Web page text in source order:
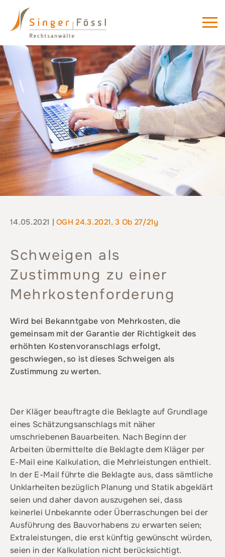
14.05.2021 |OGH 24.3.2021, 3 Ob 27/21y
Schweigen als
Zustimmung zu einer
Mehrkostenforderung
Wird bei Bekanntgabe von Mehrkosten, die
gemeinsam mit der Garantie der Richtigkeit des
erhöhten Kostenvoranschlags erfolgt,
geschwiegen, so ist dieses Schweigen als
Zustimmung zu werten.
Der Kläger beauftragte die Beklagte auf Grundlage
eines Schätzungsanschlags mit näher
umschriebenen Bauarbeiten. Nach Beginn der
Arbeiten übermittelte die Beklagte dem Kläger per
E-Mail eine Kalkulation, die Mehrleistungen enthielt.
In der E-Mail führte die Beklagte aus, dass sämtliche
Unklarheiten bezüglich Planung und Statik abgeklärt
seien und daher davon auszugehen sei, dass
keinerlei Unbekannte oder Überraschungen bei der
Ausführung des Bauvorhabens zu erwarten seien;
Extraleistungen, die erst künftig gewünscht würden,
seien in der Kalkulation nicht berücksichtigt.